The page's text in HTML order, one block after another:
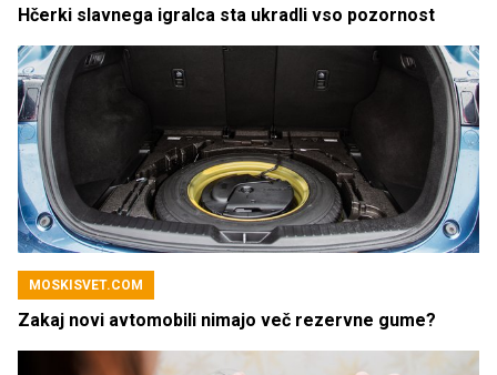
Hčerki slavnega igralca sta ukradli vso pozornost
MOSKISVET.COM
Zakaj novi avtomobili nimajo več rezervne gume?